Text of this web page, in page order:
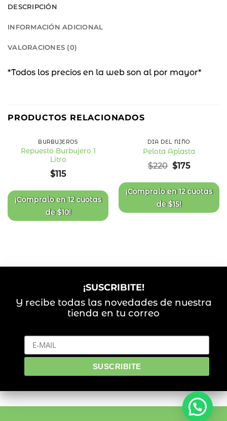
DESCRIPCIÓN
INFORMACIÓN ADICIONAL
VALORACIONES (0)
*Todos los precios en la web son al por mayor*
PRODUCTOS RELACIONADOS
BURBUJEROS
Repuesto Burbujero 1
Litro
$115
¡Compralo en12 cuotas
de$10!
de
deseos
DÍA DEL NIÑO
Pelota Aplasta
$220 El
original
era:
$220.
$175El
actual
es:
$175.
¡Compralo en12 cuotas
de$15!
¡SUSCRIBITE!
Y recibe todas las novedades de nuestra
tienda en tu correo